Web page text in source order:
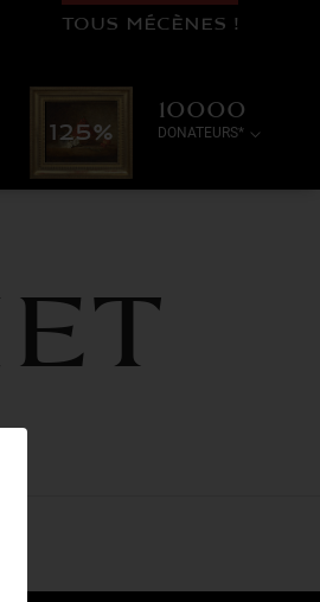
TOUS MÉCÈNES !
125%
10000
DONATEURS*